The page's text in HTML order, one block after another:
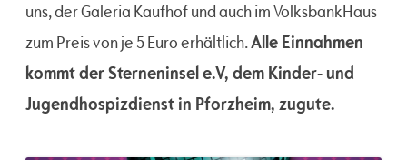
uns, der Galeria Kaufhof und auch im VolksbankHaus
zum Preis von je 5 Euro erhältlich.Alle Einnahmen
kommt der Sterneninsel e.V, dem Kinder- und
Jugendhospizdienst in Pforzheim, zugute.